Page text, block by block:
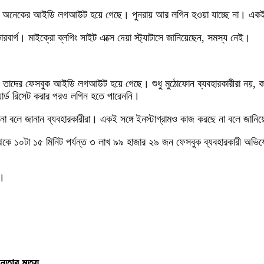
অনেকের আইডি লগআউট হয়ে গেছে। পুনরায় আর লগিন হওয়া যাচ্ছে না। একই
মাইক্রো ব্লগিং সাইট এক্সে দেয়া স্ট্যাটাসে জানিয়েছেন, সমস্য নেই।
ফেসবুক আইডি লগআউট হয়ে গেছে। শুধু মুঠোফোন ব্যবহারকারীরা নয়,
রিসেট করার পরও লগিন হতে পারেননি।
জানান ব্যবহারকারীরা। একই সঙ্গে ইনস্টাগ্রামও কাজ করছে না বলে
১০টা ১৫ মিনিট পর্যন্ত ৩ লাখ ৯৯ হাজার ২৯ জন ফেসবুক ব্যবহারকারী